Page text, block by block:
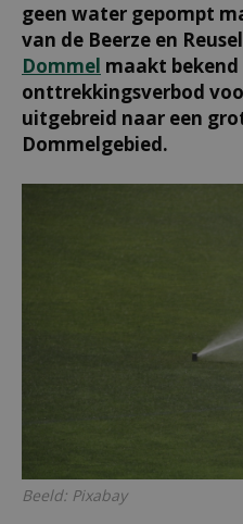
geen water gepompt
van de Beerze en
Dommel maakt
onttrekkingsverbod
uitgebreid naar een
Dommelgebied.
Beeld: Pixabay